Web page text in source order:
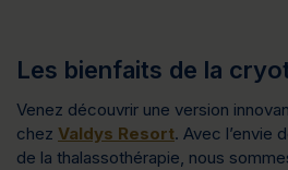
Les bienfaits de la
Venez découvrir une version
chez Valdys Resort. Avec l’envie
de la thalassothérapie, nous